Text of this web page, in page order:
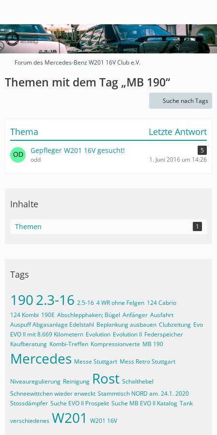
Forum des Mercedes-Benz W201 16V Club e.V.
Themen mit dem Tag „MB 190“
Suche nach Tags
Thema Letzte Antwort
Gepfleger W201 16V gesucht!
5
odd
1. Juni 2016 um 14:26
Inhalte
Themen 1
Tags
1902.3-16 2.5-16 4 WR ohne Felgen 124 Cabrio
124 Kombi 190E Abschlepphaken; Bügel Anfänger Ausfahrt
Auspuff Abgasanlage Edelstahl Beplankung ausbauen Clubzeitung Evo
EVO II mit 8.669 Kilometern Evolution Evolution II Federspeicher
Kaufberatung Kombi-Treffen Kompressionverte MB 190
Mercedes Messe Stuttgart Mess Retro Stuttgart
Niveauregulierung Reinigung Rost Schalthebel
Schneewittchen wieder erweckt Stammtisch NORD am. 24.1. 2020
Stossdämpfer Suche EVO II Prospekt Suche MB EVO II Katalog Tank
verschiedenes W201 W201 16V